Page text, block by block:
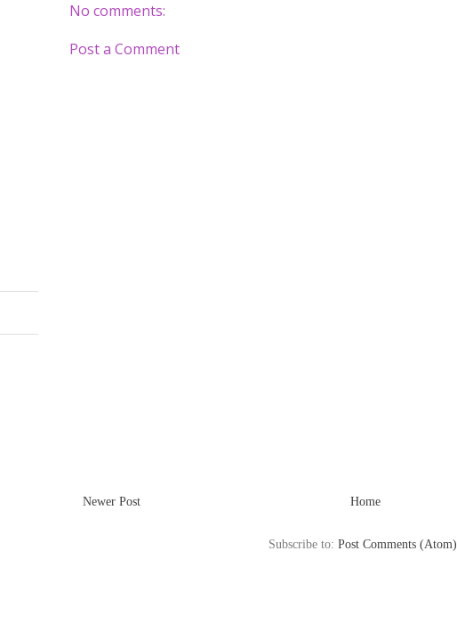
No comments:
Post a Comment
Newer Post Home
Subscribe to: Post Comments (Atom)